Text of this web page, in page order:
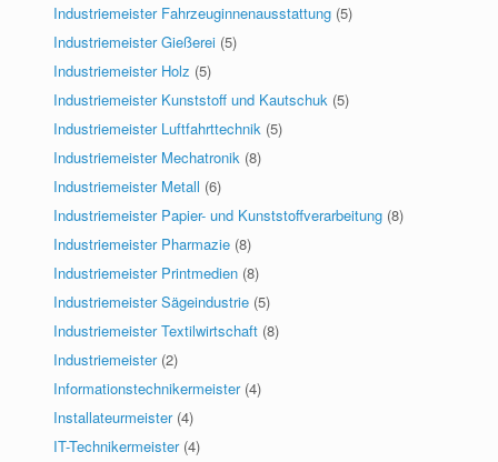
Industriemeister Fahrzeuginnenausstattung (5)
Industriemeister Gießerei (5)
Industriemeister Holz (5)
Industriemeister Kunststoff und Kautschuk (5)
Industriemeister Luftfahrttechnik (5)
Industriemeister Mechatronik (8)
Industriemeister Metall (6)
Industriemeister Papier- und Kunststoffverarbeitung (8)
Industriemeister Pharmazie (8)
Industriemeister Printmedien (8)
Industriemeister Sägeindustrie (5)
Industriemeister Textilwirtschaft (8)
Industriemeister (2)
Informationstechnikermeister (4)
Installateurmeister (4)
IT-Technikermeister (4)